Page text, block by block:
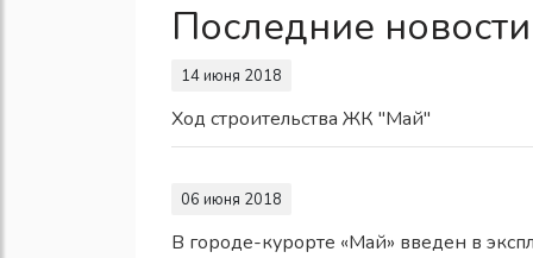
Последние новости
14 июня 2018
Ход строительства ЖК "Май"
06 июня 2018
В городе-курорте «Май» введен в